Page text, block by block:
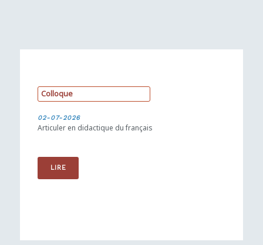
Colloque
02-07-2026
Articuler en didactique du français
LIRE